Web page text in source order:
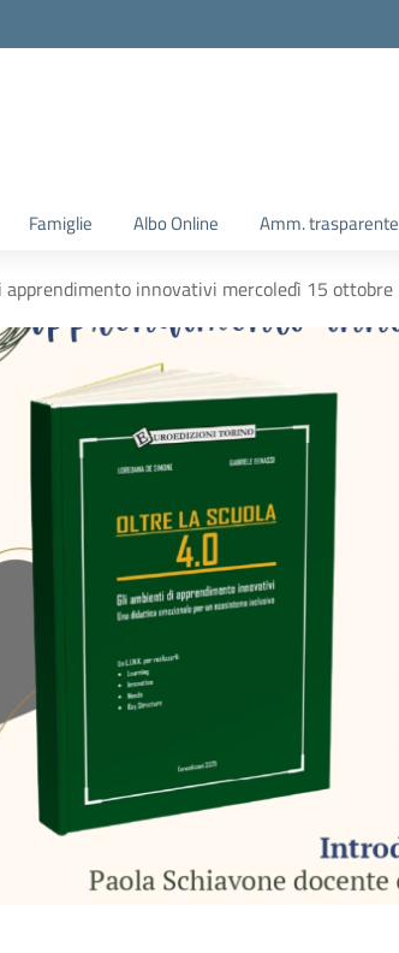
Famiglie Albo Online Amm. trasparente
innovativi mercoledì 15 ottobre